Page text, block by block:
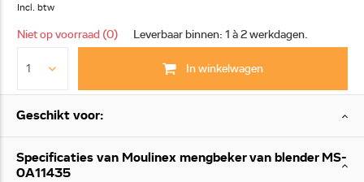
Incl. btw
Niet op voorraad (0) Leverbaar binnen: 1 à 2 werkdagen.
In winkelwagen
Geschikt voor:
Specificaties van Moulinex mengbeker van blender MS-
0A11435